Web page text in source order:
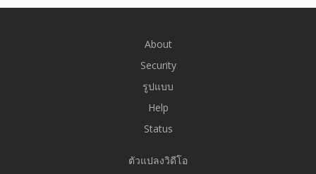
About
Security
รูปแบบ
Help
Status
ตัวแปลงวิดีโอ